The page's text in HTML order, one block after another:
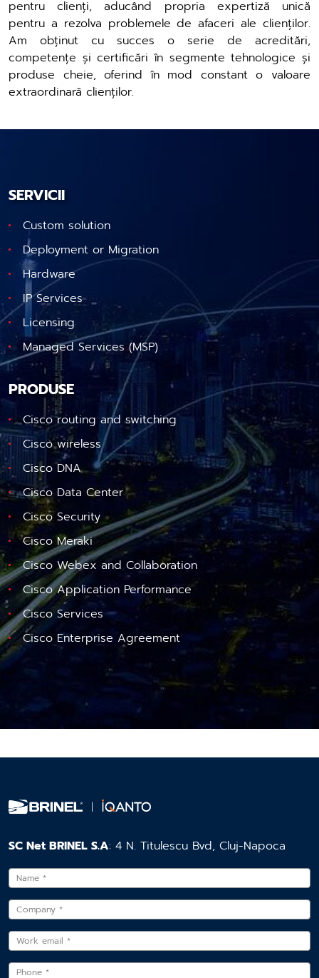
pentru clienți, aducând propria expertiză unică
pentru a rezolva problemele de afaceri ale clienților.
Am obținut cu succes o serie de acreditări,
competențe și certificări în segmente tehnologice și
produse cheie, oferind în mod constant o valoare
extraordinară clienților.
SERVICII
Custom solution
Deployment or Migration
Hardware
IP Services
Licensing
Managed Services (MSP)
PRODUSE
Cisco routing and switching
Cisco wireless
Cisco DNA
Cisco Data Center
Cisco Security
Cisco Meraki
Cisco Webex and Collaboration
Cisco Application Performance
Cisco Services
Cisco Enterprise Agreement
SC Net BRINEL S.A: 4 N. Titulescu Bvd, Cluj-Napoca